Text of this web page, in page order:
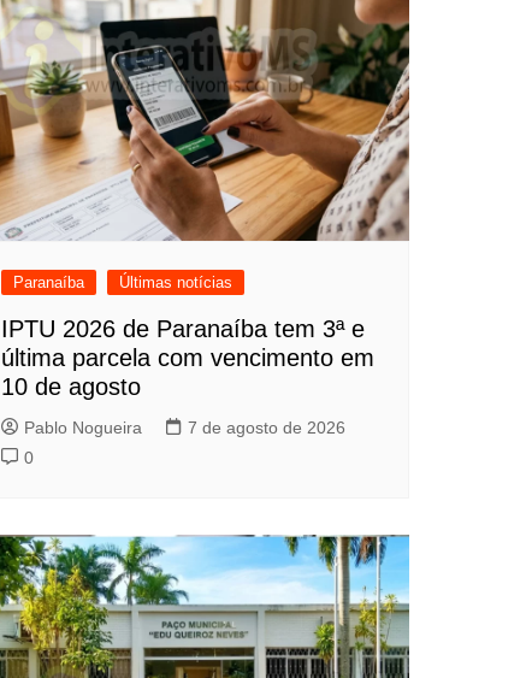
Paranaíba Últimas notícias
IPTU 2026 de Paranaíba tem 3ª e
última parcela com vencimento em
10 de agosto
Pablo Nogueira
7 de agosto de 2026
0